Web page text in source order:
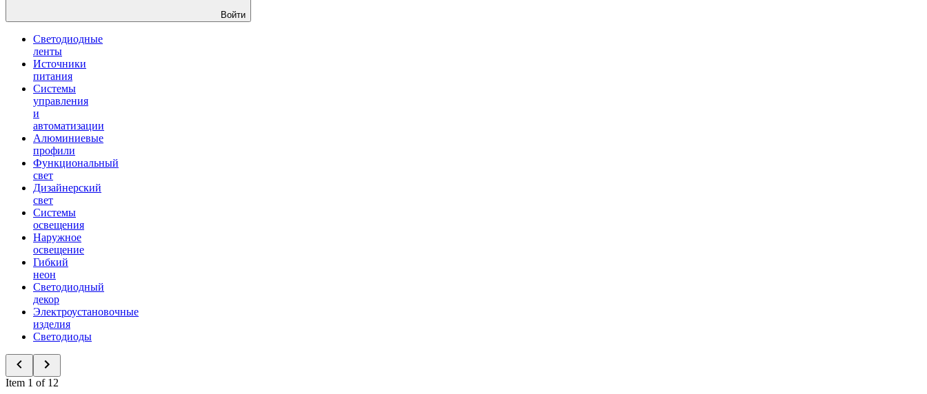
Войти
Светодиодные
ленты
Источники
питания
Системы
управления
и
автоматизации
Алюминиевые
профили
Функциональный
свет
Дизайнерский
свет
Системы
освещения
Наружное
освещение
Гибкий
неон
Светодиодный
декор
Электроустановочные
изделия
Светодиоды
Item 1 of 12